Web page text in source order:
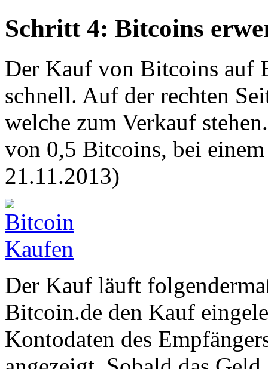
Schritt 4: Bitcoins
Der Kauf von Bitcoins auf
schnell. Auf der rechten
welche zum Verkauf
von 0,5 Bitcoins, bei
21.11.2013)
Der Kauf läuft
Bitcoin.de den Kauf
Kontodaten des